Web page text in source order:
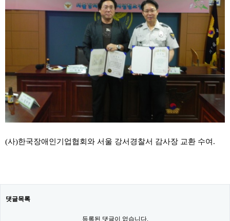
(사)한국장애인기업협회와 서울 강서경찰서 감사장 교환 수여.
댓글목록
등록된 댓글이 없습니다.